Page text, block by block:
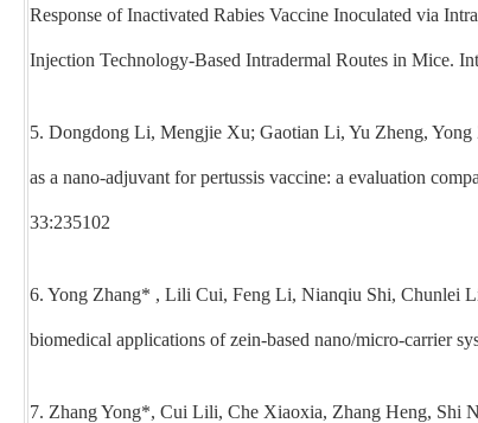
Response of Inactivated Rabies Vaccine Inoculated via
Injection Technology-Based Intradermal Routes in Mice.
5. Dongdong Li, Mengjie Xu; Gaotian Li, Yu Zheng,
as a nano-adjuvant for pertussis vaccine: a evaluation
33:235102
6. Yong Zhang* , Lili Cui, Feng Li, Nianqiu Shi, Chunlei
biomedical applications of zein-based nano/micro-carrier
7. Zhang Yong*, Cui Lili, Che Xiaoxia, Zhang Heng, Shi